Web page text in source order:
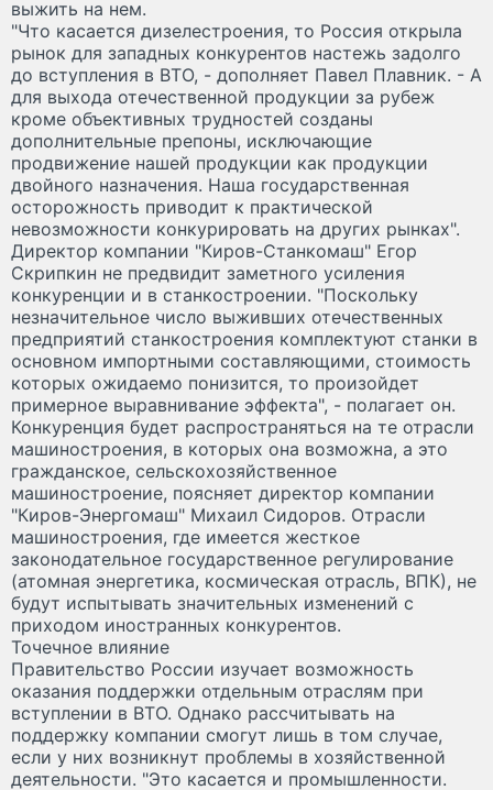
выжить на нем.
"Что касается дизелестроения, то Россия открыла
рынок для западных конкурентов настежь задолго
до вступления в ВТО, - дополняет Павел Плавник. - А
для выхода отечественной продукции за рубеж
кроме объективных трудностей созданы
дополнительные препоны, исключающие
продвижение нашей продукции как продукции
двойного назначения. Наша государственная
осторожность приводит к практической
невозможности конкурировать на других рынках".
Директор компании "Киров-Станкомаш" Егор
Скрипкин не предвидит заметного усиления
конкуренции и в станкостроении. "Поскольку
незначительное число выживших отечественных
предприятий станкостроения комплектуют станки в
основном импортными составляющими, стоимость
которых ожидаемо понизится, то произойдет
примерное выравнивание эффекта", - полагает он.
Конкуренция будет распространяться на те отрасли
машиностроения, в которых она возможна, а это
гражданское, сельскохозяйственное
машиностроение, поясняет директор компании
"Киров-Энергомаш" Михаил Сидоров. Отрасли
машиностроения, где имеется жесткое
законодательное государственное регулирование
(атомная энергетика, космическая отрасль, ВПК), не
будут испытывать значительных изменений с
приходом иностранных конкурентов.
Точечное влияние
Правительство России изучает возможность
оказания поддержки отдельным отраслям при
вступлении в ВТО. Однако рассчитывать на
поддержку компании смогут лишь в том случае,
если у них возникнут проблемы в хозяйственной
деятельности. "Это касается и промышленности.